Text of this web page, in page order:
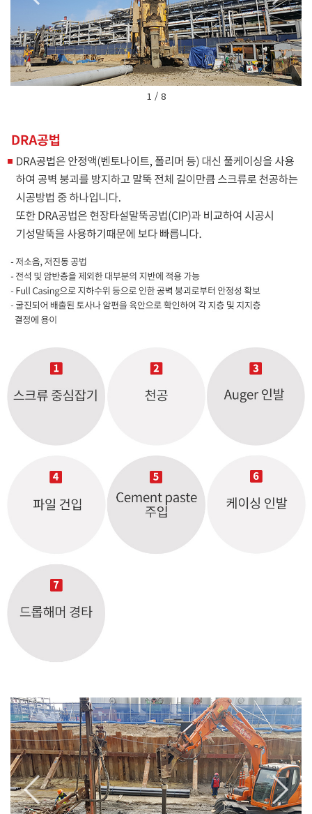
1 / 8